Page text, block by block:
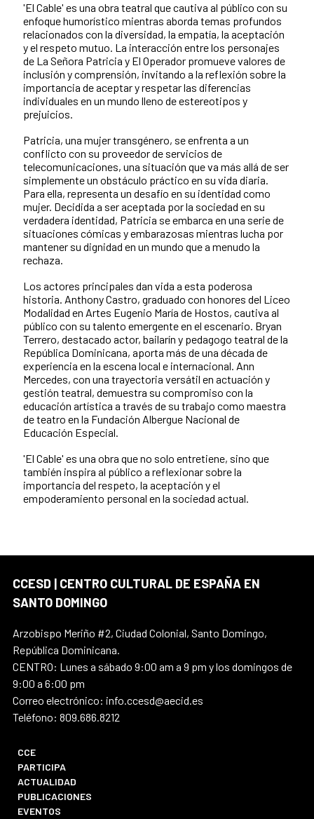
'El Cable' es una obra teatral que cautiva al público con su
enfoque humorístico mientras aborda temas profundos
relacionados con la diversidad, la empatía, la aceptación
y el respeto mutuo. La interacción entre los personajes
de La Señora Patricia y El Operador promueve valores de
inclusión y comprensión, invitando a la reflexión sobre la
importancia de aceptar y respetar las diferencias
individuales en un mundo lleno de estereotipos y
prejuicios.
Patricia, una mujer transgénero, se enfrenta a un
conflicto con su proveedor de servicios de
telecomunicaciones, una situación que va más allá de ser
simplemente un obstáculo práctico en su vida diaria.
Para ella, representa un desafío en su identidad como
mujer. Decidida a ser aceptada por la sociedad en su
verdadera identidad, Patricia se embarca en una serie de
situaciones cómicas y embarazosas mientras lucha por
mantener su dignidad en un mundo que a menudo la
rechaza.
Los actores principales dan vida a esta poderosa
historia. Anthony Castro, graduado con honores del Liceo
Modalidad en Artes Eugenio María de Hostos, cautiva al
público con su talento emergente en el escenario. Bryan
Terrero, destacado actor, bailarín y pedagogo teatral de la
República Dominicana, aporta más de una década de
experiencia en la escena local e internacional. Ann
Mercedes, con una trayectoria versátil en actuación y
gestión teatral, demuestra su compromiso con la
educación artística a través de su trabajo como maestra
de teatro en la Fundación Albergue Nacional de
Educación Especial.
'El Cable' es una obra que no solo entretiene, sino que
también inspira al público a reflexionar sobre la
importancia del respeto, la aceptación y el
empoderamiento personal en la sociedad actual.
CCESD | CENTRO CULTURAL DE ESPAÑA EN
SANTO DOMINGO
Arzobispo Meriño #2, Ciudad Colonial, Santo Domingo,
República Dominicana.
CENTRO: Lunes a sábado 9:00 am a 9 pm y los domingos de
9:00 a 6:00 pm
Correo electrónico: info.ccesd@aecid.es
Teléfono: 809.686.8212
CCE
PARTICIPA
ACTUALIDAD
PUBLICACIONES
EVENTOS